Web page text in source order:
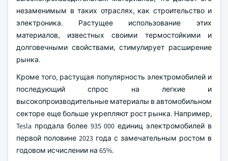
незаменимым в таких отраслях, как строительство и
электроника. Растущее использование этих
материалов, известных своими термостойкими и
долговечными свойствами, стимулирует расширение
рынка.
Кроме того, растущая популярность электромобилей и
последующий спрос на легкие и
высокопроизводительные материалы в автомобильном
секторе еще больше укрепляют рост рынка. Например,
Tesla продала более 935 000 единиц электромобилей в
первой половине 2023 года с замечательным ростом в
годовом исчислении на 65%.